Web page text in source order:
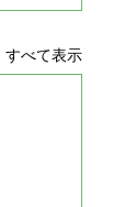
すべて表示